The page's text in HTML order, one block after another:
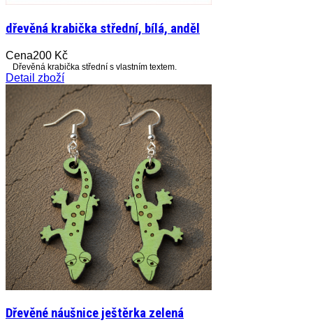
dřevěná krabička střední, bílá, anděl
Cena200 Kč
Dřevěná krabička střední s vlastním textem.
Detail zboží
Dřevěné náušnice ještěrka zelená